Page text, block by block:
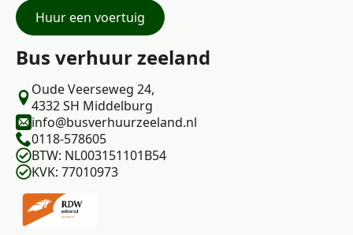
Huur een voertuig
Bus verhuur zeeland
Oude Veerseweg 24,
4332 SH Middelburg
info@busverhuurzeeland.nl
0118-578605
BTW: NL003151101B54
KVK: 77010973